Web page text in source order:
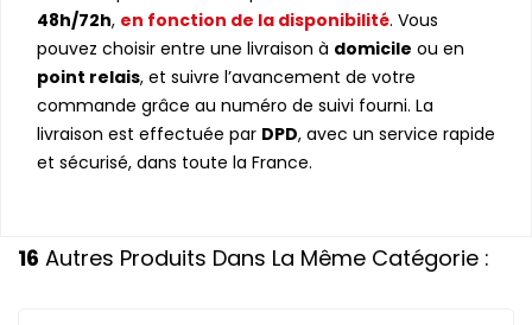
48h/72h, en fonction de la disponibilité. Vous
pouvez choisir entre une livraison à domicile ou en
point relais, et suivre l’avancement de votre
commande grâce au numéro de suivi fourni. La
livraison est effectuée par DPD, avec un service rapide
et sécurisé, dans toute la France.
16 Autres Produits Dans La Même Catégorie :